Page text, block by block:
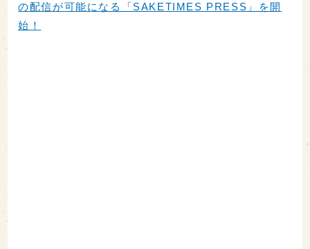
の配信が可能になる「SAKETIMES PRESS」を開
始！